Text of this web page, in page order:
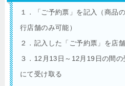
１．「ご予約票」を記入（商品
行店舗のみ可能）
２．記入した「ご予約票」を店
３．12月13日～12月19日の間
にて受け取る